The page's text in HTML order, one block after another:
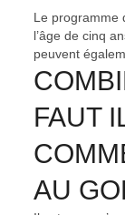
Le programme
l’âge de cinq
peuvent
FAUT
AU